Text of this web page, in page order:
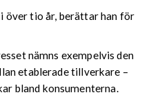
över tio år, berättar han för
nämns exempelvis den
etablerade tillverkare –
bland konsumenterna.